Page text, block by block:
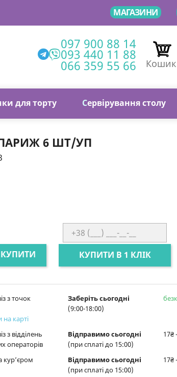
МАГАЗИНИ
для торту Сервірування столу
097 900 88 14
093 440 11 88
066 359 55 66
6 ШТ/УП
КУПИТИ КУПИТИ В 1 КЛІК
з точок
на карті
Заберіть сьогодні
(9:00-18:00)
з відділень
операторів
Відправимо сьогодні
(при сплаті до 15:00)
17₴
курʼєром
Відправимо сьогодні
(при сплаті до 15:00)
17₴